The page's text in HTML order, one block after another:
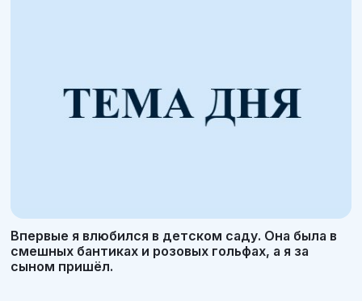
Впервые я влюбился в детском саду. Она была в
смешных бантиках и розовых гольфах, а я за
сыном пришёл.